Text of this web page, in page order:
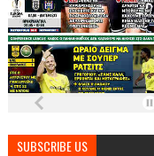
SUBSCRIBE US